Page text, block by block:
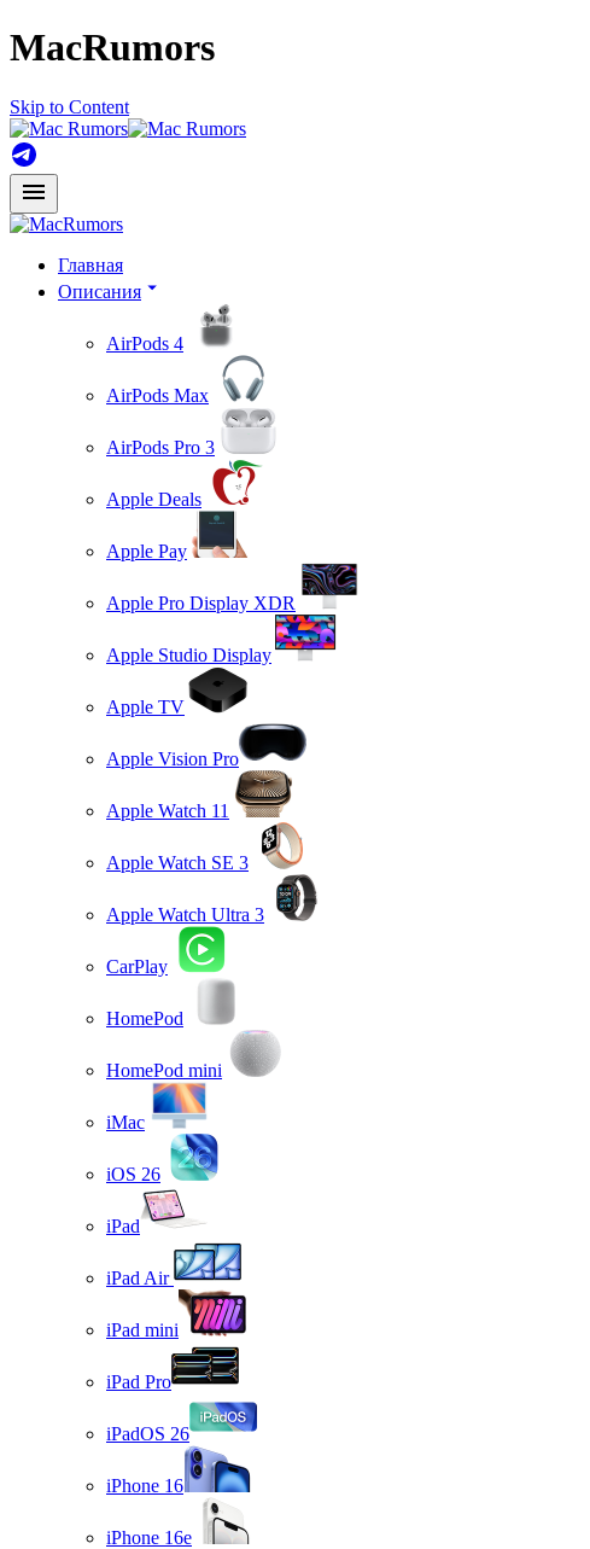
MacRumors
Skip to Content
Главная
Описания
AirPods 4
AirPods Max
AirPods Pro 3
Apple Deals
Apple Pay
Apple Pro Display XDR
Apple Studio Display
Apple TV
Apple Vision Pro
Apple Watch 11
Apple Watch SE 3
Apple Watch Ultra 3
CarPlay
HomePod
HomePod mini
iMac
iOS 26
iPad
iPad Air
iPad mini
iPad Pro
iPadOS 26
iPhone 16
iPhone 16e